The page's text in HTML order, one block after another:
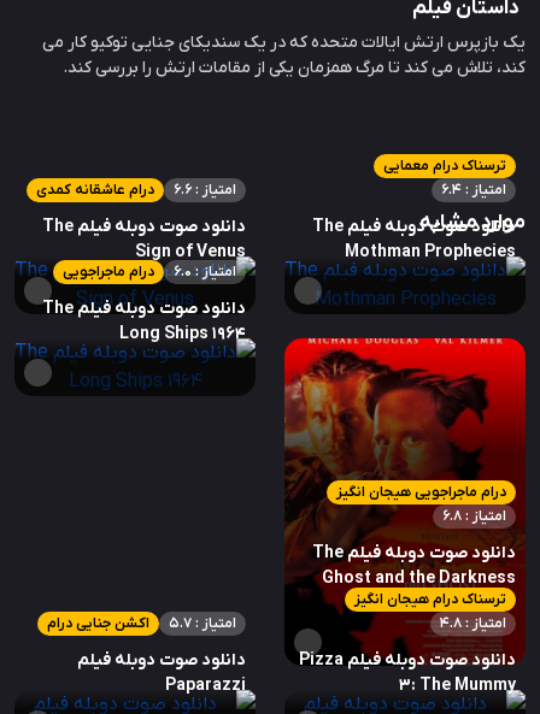
داستان فیلم
یک بازپرس ارتش ایالات متحده که در یک سندیکای جنایی توکیو کار می
کند، تلاش می کند تا مرگ همزمان یکی از مقامات ارتش را بررسی کند.
موارد مشابه
ترسناک درام معمایی
امتیاز : 6.4
دانلود صوت دوبله فیلم The
Mothman Prophecies
درام عاشقانه کمدی امتیاز : 6.6
دانلود صوت دوبله فیلم The
Sign of Venus
درام ماجراجویی هیجان انگیز
امتیاز : 6.8
دانلود صوت دوبله فیلم The
Ghost and the Darkness
1996
درام ماجراجویی امتیاز : 6.0
دانلود صوت دوبله فیلم The
Long Ships 1964
ترسناک درام هیجان انگیز
امتیاز : 4.8
دانلود صوت دوبله فیلم Pizza
3: The Mummy
اکشن جنایی درام امتیاز : 5.7
دانلود صوت دوبله فیلم
Paparazzi